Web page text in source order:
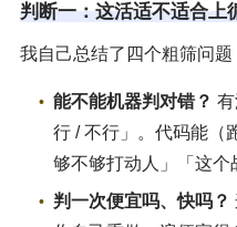
判断一：这活适不适合上
我自己总结了四个粗筛问题
能不能机器判对错？
行 / 不行」。代码能（
够不够打动人」「这个
判一次便宜吗、快吗？